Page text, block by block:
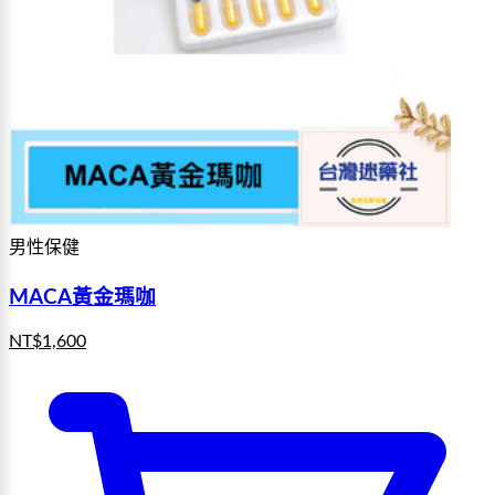
男性保健
MACA黃金瑪咖
NT$1,600